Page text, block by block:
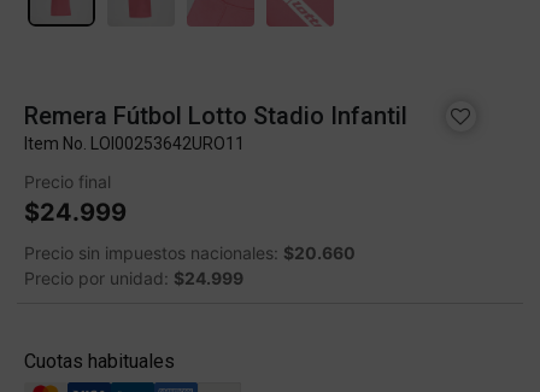
Remera Fútbol Lotto Stadio Infantil
Item No. LOI00253642URO11
Precio final
$24.999
Precio sin impuestos nacionales: $20.660
Precio por unidad: $24.999
Cuotas habituales